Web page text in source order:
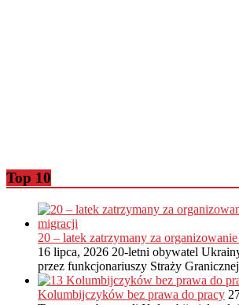
Top 10
20 – latek zatrzymany za
16 lipca, 2026 20-letni obywatel
przez funkcjonariuszy Straży
Kolumbijczyków bez prawa do pracy